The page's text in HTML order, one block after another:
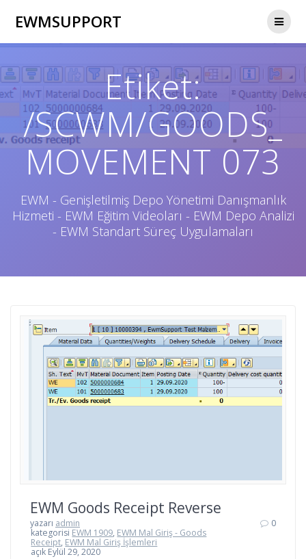
EWMSUPPORT
Etiket:
/SCWM/GOODS_
MOVEMENT 073
EWM - Genişletilmiş Depo Yönetimi Danışmanlık
Hizmeti - EWM Eğitim Videoları - EWM Depo Analizi
- EWM Standart Süreç Uygulamaları
EWM Goods Receipt Reverse
yazarı admin
kategorisi EWM 1909, EWM Mal Giriş - Goods
Receipt, EWM Mal Giriş İşlemleri
açık Eylül 29, 2020
0